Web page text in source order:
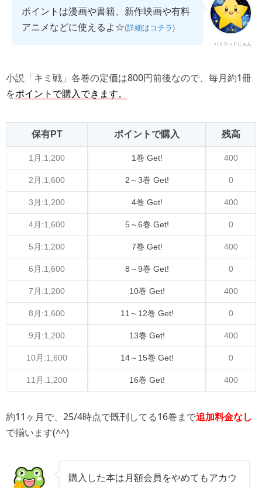
ハリウッドじゅん
ポイントは漫画や書籍、新作映画や有料
アニメなどに使えるよ☆(詳細はコチラ)
小説「キミ戦」各巻の定価は800円前後なので、毎月約1冊
をポイントで購入できます。
保有PT ポイントで購入 残高
1月:1,200 1巻 Get! 400
2月:1,600 2～3巻 Get! 0
3月:1,200 4巻 Get! 400
4月:1,600 5～6巻 Get! 0
5月:1,200 7巻 Get! 400
6月:1,600 8～9巻 Get! 0
7月:1,200 10巻 Get! 400
8月:1,600 11～12巻 Get! 0
9月:1,200 13巻 Get! 400
10月:1,600 14～15巻 Get! 0
11月:1,200 16巻 Get! 400
約11ヶ月で、25/4時点で既刊してる16巻まで追加料金なし
で揃います(^^)
購入した本は月額会員をやめてもアカウ